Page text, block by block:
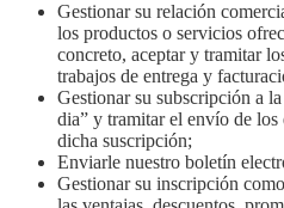
Gestionar su relación
los productos o servicios
concreto, aceptar y tramitar
trabajos de entrega y
Gestionar su subscripción a
dia” y tramitar el envío de los
dicha suscripción;
Enviarle nuestro boletín
Gestionar su inscripción